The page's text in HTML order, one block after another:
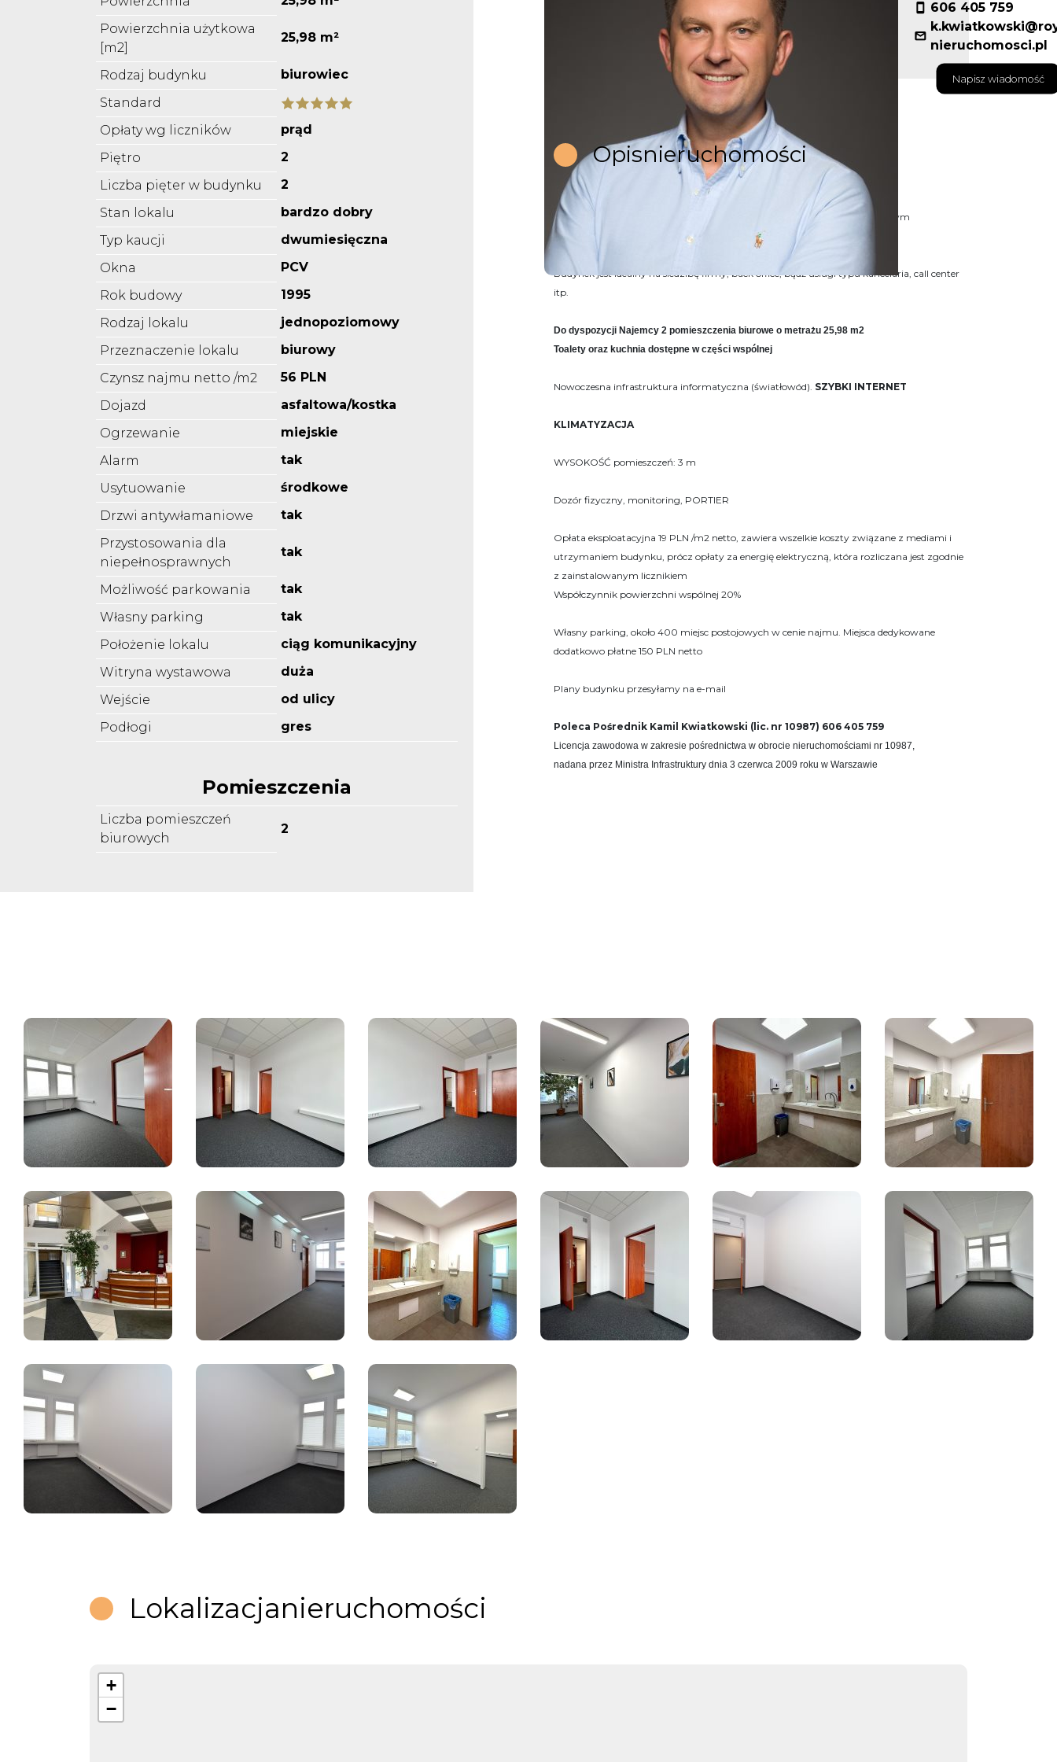
Powierzchnia użytkowa
[m2]
25,98 m²
Rodzaj budynku
biurowiec
Standard
Opłaty wg liczników
prąd
Piętro
2
Liczba pięter w budynku
2
Stan lokalu
bardzo dobry
Typ kaucji
dwumiesięczna
Okna
PCV
Rok budowy
1995
Rodzaj lokalu
jednopoziomowy
Przeznaczenie lokalu
biurowy
Czynsz najmu netto /m2
56 PLN
Dojazd
asfaltowa/kostka
Ogrzewanie
miejskie
Alarm
tak
Usytuowanie
środkowe
Drzwi antywłamaniowe
tak
Przystosowania dla
niepełnosprawnych
tak
Możliwość parkowania
tak
Własny parking
tak
Położenie lokalu
ciąg komunikacyjny
Witryna wystawowa
duża
Wejście
od ulicy
Podłogi
gres
Pomieszczenia
Liczba pomieszczeń
biurowych
2
606 405 759
nieruchomosci.pl
Napisz wiadomość
Opisnieruchomości
DO WYNAJĘCIA POMIESZCZENIA BIUROWE
w budynku zlokalizowanym
przy
Trasie Toruńskiej obwodnicy S8
Budynek jest idealny na siedzibę firmy, back office, bądź usługi typu kancelaria, call center
itp.
Do dyspozycji Najemcy 2 pomieszczenia biurowe o metrażu 25,98 m2
Toalety oraz kuchnia dostępne w części wspólnej
Nowoczesna infrastruktura informatyczna (światłowód). SZYBKI INTERNET
KLIMATYZACJA
WYSOKOŚĆ pomieszczeń: 3 m
Dozór fizyczny, monitoring, PORTIER
Opłata eksploatacyjna 19 PLN /m2 netto, zawiera wszelkie koszty związane z mediami i
utrzymaniem budynku, prócz opłaty za energię elektryczną, która rozliczana jest zgodnie
z zainstalowanym licznikiem
Współczynnik powierzchni wspólnej 20%
Własny parking, około 400 miejsc postojowych w cenie najmu. Miejsca dedykowane
dodatkowo płatne 150 PLN netto
Plany budynku przesyłamy na e-mail
Poleca Pośrednik Kamil Kwiatkowski (lic. nr 10987) 606 405 759
Licencja zawodowa w zakresie pośrednictwa w obrocie nieruchomościami nr 10987,
nadana przez Ministra Infrastruktury dnia 3 czerwca 2009 roku w Warszawie
Lokalizacjanieruchomości
+
−